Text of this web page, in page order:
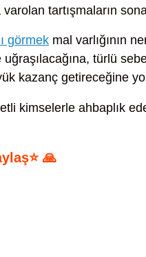
tartışmaların
görmek mal varlığının
türlü
kazanç getireceğine
kimselerle ahbaplık
🙏